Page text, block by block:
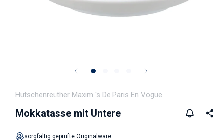
Hutschenreuther Maxim 's De Paris En Vogue
Mokkatasse mit Untere
sorgfältig geprüfte Originalware